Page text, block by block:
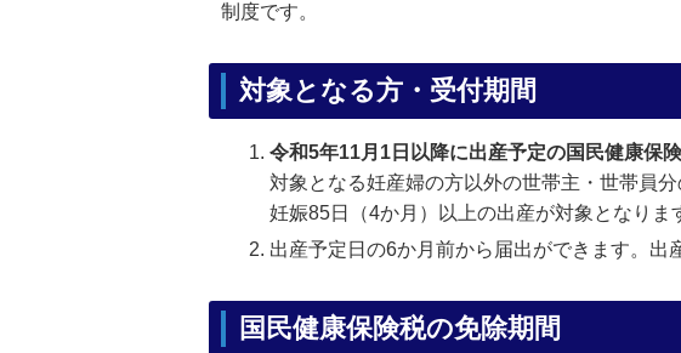
制度です。
対象となる方・受付期間
令和5年11月1日以降に出産予定の国民健康保
対象となる妊産婦の方以外の世帯主・世帯員
妊娠85日（4か月）以上の出産が対象となり
出産予定日の6か月前から届出ができます。出
国民健康保険税の免除期間